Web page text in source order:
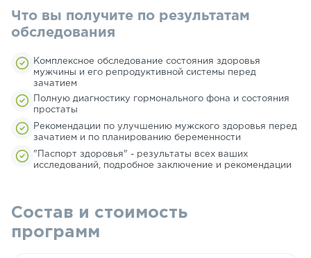
Что вы получите по результатам
обследования
Комплексное обследование состояния здоровья
мужчины и его репродуктивной системы перед
зачатием
Полную диагностику гормонального фона и состояния
простаты
Рекомендации по улучшению мужского здоровья перед
зачатием и по планированию беременности
"Паспорт здоровья" - результаты всех ваших
исследований, подробное заключение и рекомендации
Состав и стоимость
программ